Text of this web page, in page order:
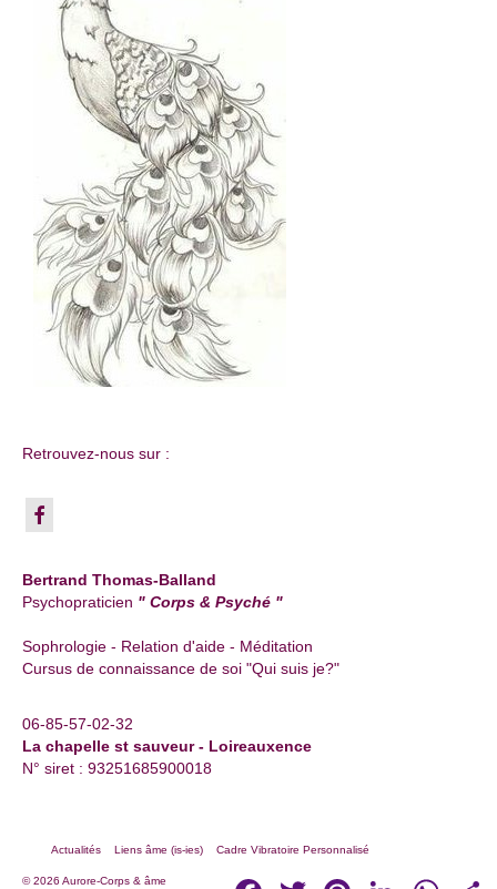
Retrouvez-nous sur :
Bertrand Thomas-Balland
Psychopraticien " Corps & Psyché "
Sophrologie - Relation d'aide - Méditation
Cursus de connaissance de soi "Qui suis je?"
06-85-57-02-32
La chapelle st sauveur - Loireauxence
N° siret : 93251685900018
Actualités Liens âme (is-ies) Cadre Vibratoire Personnalisé
© 2026 Aurore-Corps & âme FacebookTwitter PinterestLinkedIn